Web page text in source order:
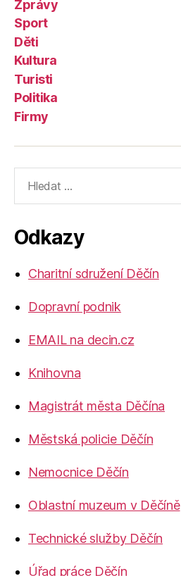
Zprávy
Sport
Děti
Kultura
Turisti
Politika
Firmy
vyhledávání:
Odkazy
Charitní sdružení Děčín
Dopravní podnik
EMAIL na decin.cz
Knihovna
Magistrát města Děčína
Městská policie Děčín
Nemocnice Děčín
Oblastní muzeum v Děčíně
Technické služby Děčín
Úřad práce Děčín